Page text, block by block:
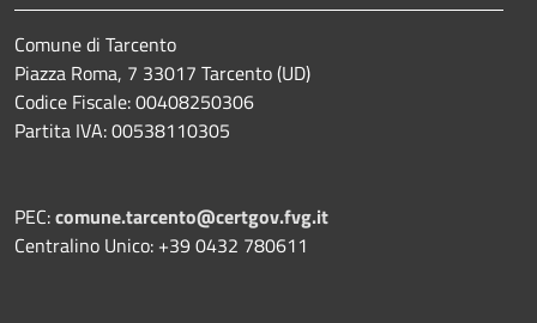
Comune di Tarcento
Piazza Roma, 7 33017 Tarcento (UD)
Codice Fiscale: 00408250306
Partita IVA: 00538110305
PEC:comune.tarcento@certgov.fvg.it
Centralino Unico: +39 0432 780611